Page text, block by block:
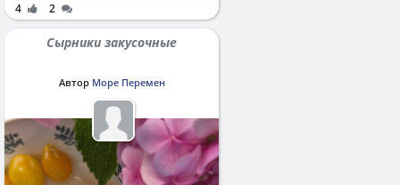
4 2
Сырники закусочные
Автор Море Перемен